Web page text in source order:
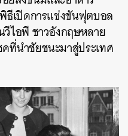
ธีเปิดการแข่งขันฟุตบอล
ไอพี ชาวอังกฤษหลาย
ที่นำชัยชนะมาสู่ประเทศ